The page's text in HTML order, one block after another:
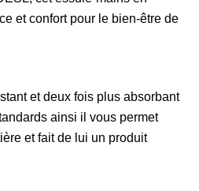
et confort pour le bien-être de
et deux fois plus absorbant
ainsi il vous permet
et fait de lui un produit